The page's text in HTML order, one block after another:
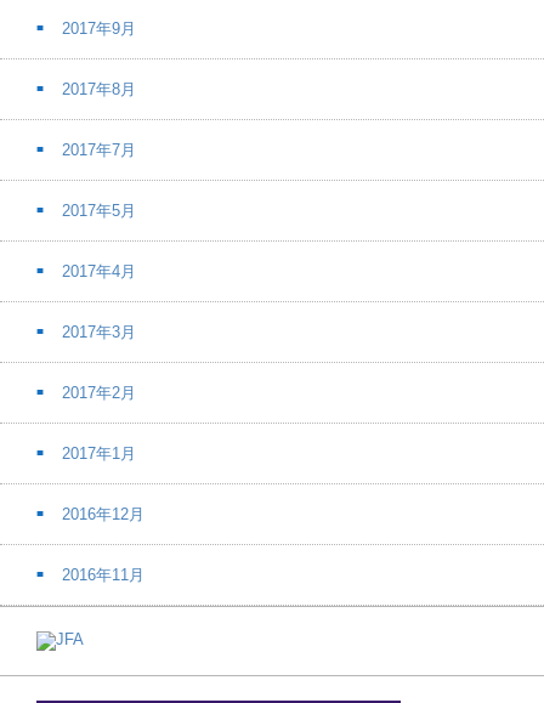
2017年9月
2017年8月
2017年7月
2017年5月
2017年4月
2017年3月
2017年2月
2017年1月
2016年12月
2016年11月